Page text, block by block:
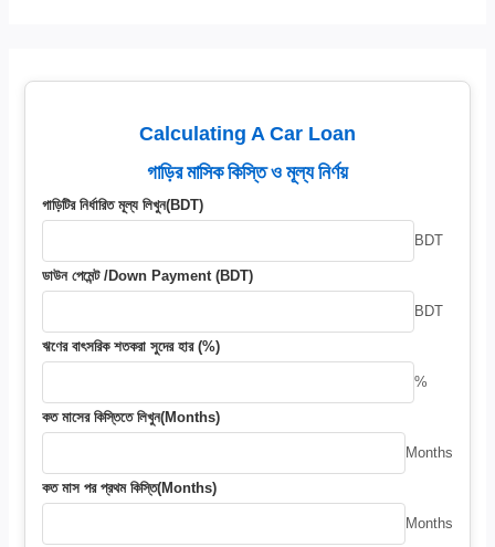
Calculating A Car Loan
গাড়ির মাসিক কিস্তি ও মূল্য নির্ণয়
গাড়িটির নির্ধারিত মূল্য লিখুন(BDT)
BDT
ডাউন পেমেন্ট /Down Payment (BDT)
BDT
ঋণের বাৎসরিক শতকরা সুদের হার (%)
%
কত মাসের কিস্তিতে লিখুন(Months)
Months
কত মাস পর প্রথম কিস্তি(Months)
Months